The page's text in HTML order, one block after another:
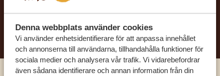
Denna webbplats använder cookies
Vi använder enhetsidentifierare för att anpassa innehållet
och annonserna till användarna, tillhandahålla funktioner för
sociala medier och analysera vår trafik. Vi vidarebefordrar
även sådana identifierare och annan information från din
BÖRJA PLANERA DIN DRÖMRESA